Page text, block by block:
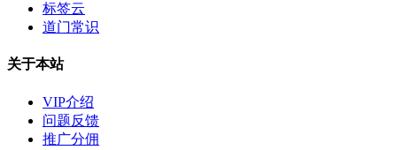
标签云
道门常识
关于本站
VIP介绍
问题反馈
推广分佣